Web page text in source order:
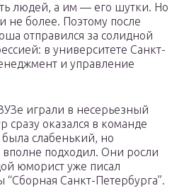
людей, а им — его шутки. Но
не более. Поэтому после
отправился за солидной
в университете Санкт-
и управление
играли в несерьезный
оказался в команде
слабенький, но
подходил. Они росли
юморист уже писал
Санкт-Петербурга”.